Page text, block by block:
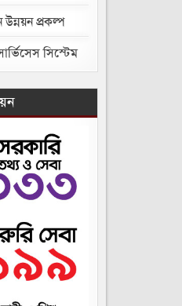
উন্নয়ন প্রকল্প
সিস্টেম